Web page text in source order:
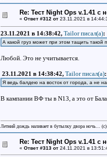
Re: Тест Night Ops v.1.41 с
« Ответ #312 от23.11.2021 в
23.11.2021 в 14:38:42, Tailor писал(a):
А какой груз может при этом тащить такой
Любой. Это не учитывается.
23.11.2021 в 14:38:42, Tailor писал(a):
Я ведь балдею на восток от города, а не
В кампании ВФ ты в N13, а это от
Летний дождь наливает в бутылку двора ночь...
Re: Тест Night Ops v.1.41 с
« Ответ #313 от24.11.2021 в